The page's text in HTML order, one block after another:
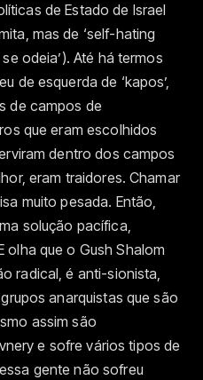
de Estado de Israel
mas de ‘self-hating
odeia’). Até há termos
de esquerda de ‘kapos’,
de campos de
que eram escolhidos
dentro dos campos
eram traidores. Chamar
muito pesada. Então,
solução pacífica,
olha que o Gush Shalom
radical, é anti-sionista,
anarquistas que são
assim são
e sofre vários tipos de
gente não sofreu